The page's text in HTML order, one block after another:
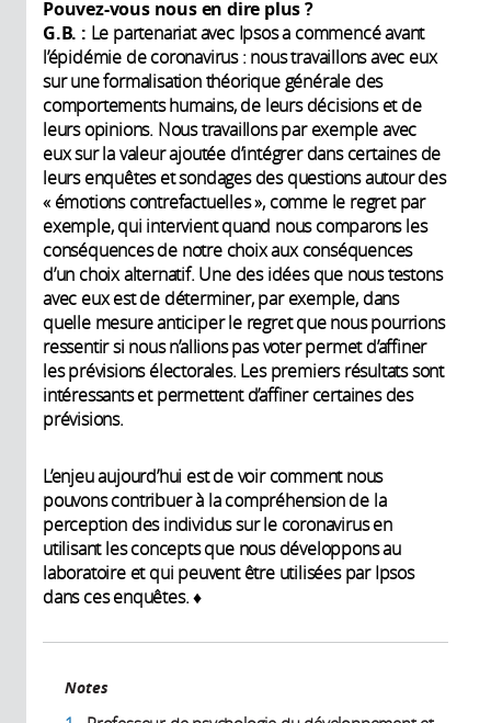
Pouvez-vous nous en dire plus ?
G.B. : Le partenariat avec Ipsos a commencé avant
l’épidémie de coronavirus : nous travaillons avec eux
sur une formalisation théorique générale des
comportements humains, de leurs décisions et de
leurs opinions. Nous travaillons par exemple avec
eux sur la valeur ajoutée d’intégrer dans certaines de
leurs enquêtes et sondages des questions autour des
« émotions contrefactuelles », comme le regret par
exemple, qui intervient quand nous comparons les
conséquences de notre choix aux conséquences
d’un choix alternatif. Une des idées que nous testons
avec eux est de déterminer, par exemple, dans
quelle mesure anticiper le regret que nous pourrions
ressentir si nous n’allions pas voter permet d’affiner
les prévisions électorales. Les premiers résultats sont
intéressants et permettent d’affiner certaines des
prévisions.
L’enjeu aujourd’hui est de voir comment nous
pouvons contribuer à la compréhension de la
perception des individus sur le coronavirus en
utilisant les concepts que nous développons au
laboratoire et qui peuvent être utilisées par Ipsos
dans ces enquêtes. ♦
Notes